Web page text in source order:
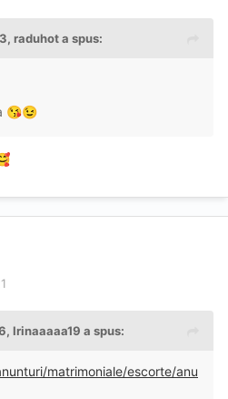
raduhota spus:
😘😉
Irinaaaaa19 a spus:
matrimoniale/escorte/anu